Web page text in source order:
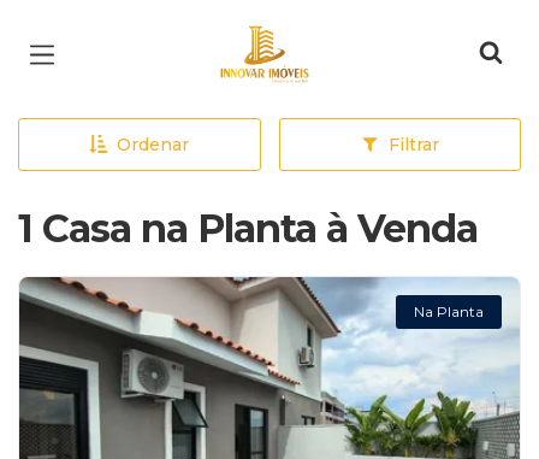
Página inicial
Ordenar Filtrar
1 Casa na Planta à Venda
Na Planta